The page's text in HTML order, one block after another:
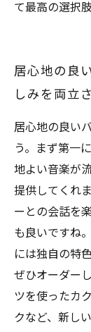
て最高の選択肢
居心地の良
しみを両立
居心地の良い
う。まず第一
地よい音楽が
提供してくれ
ーとの会話を
も良いですね
には独自の特
ぜひオーダー
ツを使ったカ
クなど、新し